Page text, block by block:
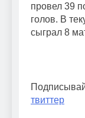
провел 39
голов. В
сыграл 8
твиттер